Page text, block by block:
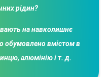
рідин?
на навколишнє
обумовлено вмістом в
алюмінію і т. д.